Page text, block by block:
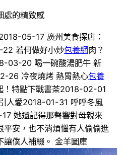
處的精致感
05-17 廣州美食探店：
若何做好小炒包養網肉？
03-20 喝一碗酸湯肥牛 新
26 冷夜燒烤 熱胃熱心包養
特點下戰書茶2018-02-01
人愛2018-01-31 呼呼冬風
她還記得那聲響對母親來
平安，也不消煩惱有人偷偷進
讓僕人補綴。 金羊圖庫